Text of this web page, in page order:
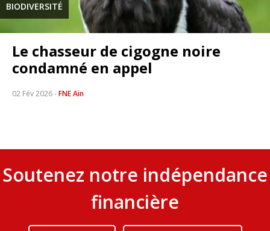
BIODIVERSITÉ
Le chasseur de cigogne noire
condamné en appel
02 Fév 2026-FNE Ain
Soutenez notre indépendance
financière